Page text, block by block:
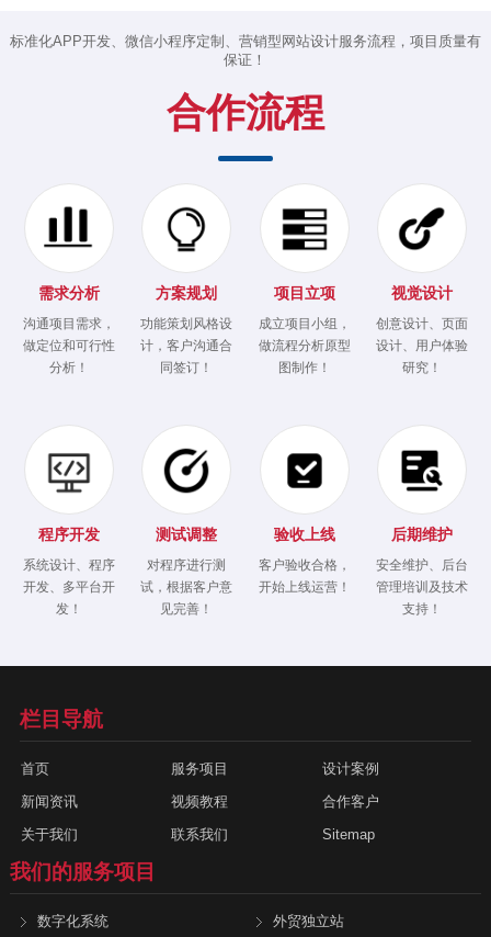
标准化APP开发、微信小程序定制、营销型网站设计服务流程，项目质量有
保证！
合作流程
需求分析
沟通项目需求，
做定位和可行性
分析！
方案规划
功能策划风格设
计，客户沟通合
同签订！
项目立项
成立项目小组，
做流程分析原型
图制作！
视觉设计
创意设计、页面
设计、用户体验
研究！
程序开发
系统设计、程序
开发、多平台开
发！
测试调整
对程序进行测
试，根据客户意
见完善！
验收上线
客户验收合格，
开始上线运营！
后期维护
安全维护、后台
管理培训及技术
支持！
栏目导航
首页 服务项目
设计案例
新闻资讯
视频教程
合作客户
关于我们
联系我们 Sitemap
我们的服务项目
数字化系统 外贸独立站